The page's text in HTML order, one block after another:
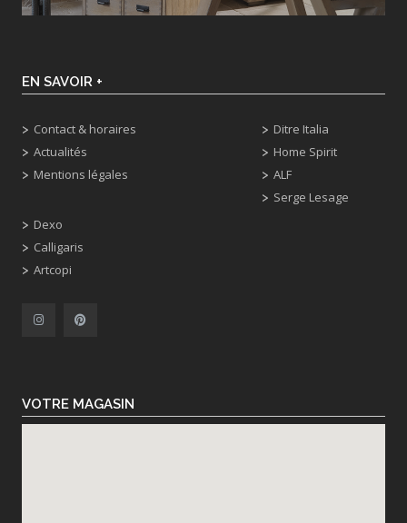
EN SAVOIR +
Contact & horaires
Actualités
Mentions légales
Dexo
Calligaris
Artcopi
Ditre Italia
Home Spirit
ALF
Serge Lesage
VOTRE MAGASIN